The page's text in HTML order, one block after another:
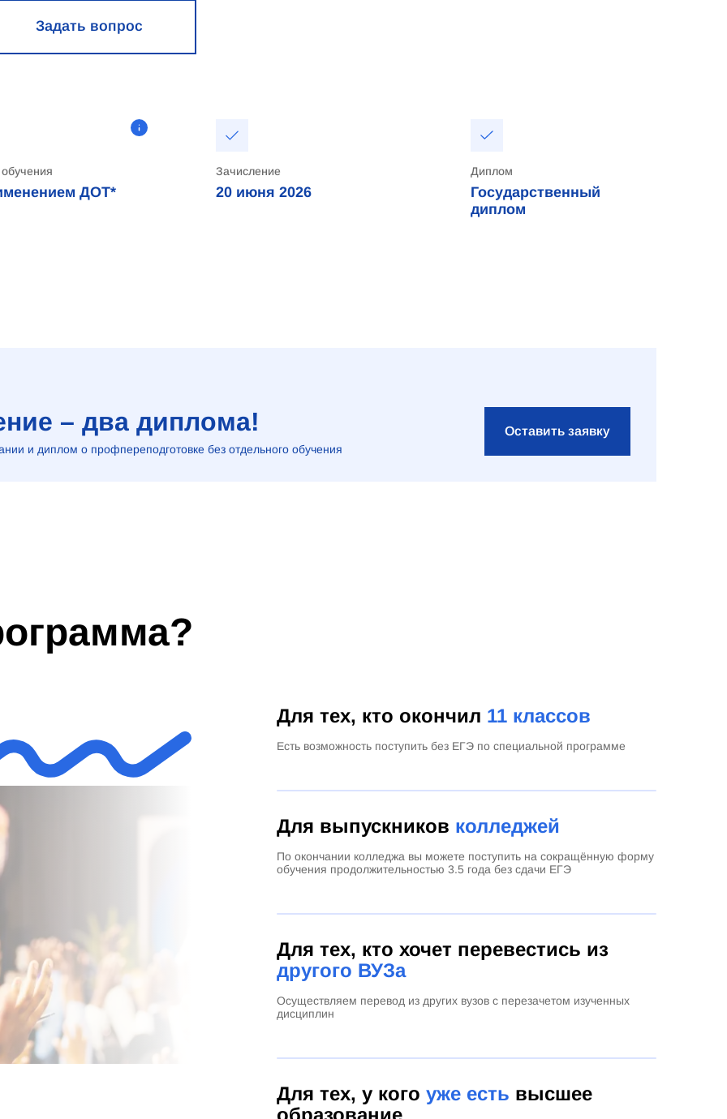
Задать вопрос
ДОТ*
Зачисление
20 июня 2026
Диплом
Государственный
диплом
– два диплома!
и диплом о профпереподготовке без отдельного обучения
Оставить заявку
Для тех, кто окончил 11 классов
Есть возможность поступить без ЕГЭ по специальной программе
Для выпускников колледжей
По окончании колледжа вы можете поступить на сокращённую форму
обучения продолжительностью 3.5 года без сдачи ЕГЭ
Для тех, кто хочет перевестись из
другого ВУЗа
Осуществляем перевод из других вузов с перезачетом изученных
дисциплин
Для тех, у кого уже есть высшее
образование